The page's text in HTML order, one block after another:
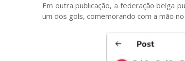
Em outra publicação, a federação belga
um dos gols, comemorando com a mão